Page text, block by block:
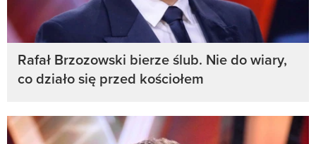
Rafał Brzozowski bierze ślub. Nie do wiary,
co działo się przed kościołem